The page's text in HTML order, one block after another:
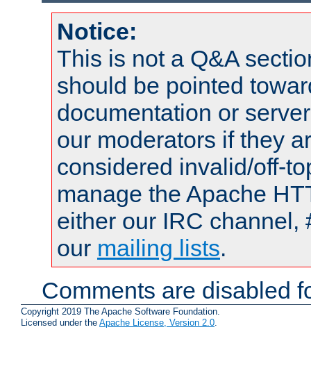
Notice:
This is not a Q&A
should be pointed
documentation or
our moderators if they
considered invalid/off-
manage the Apache
either our IRC channel,
our mailing lists.
Comments are disabled
Copyright 2019 The Apache Software Foundation.
Licensed under the Apache License, Version 2.0.